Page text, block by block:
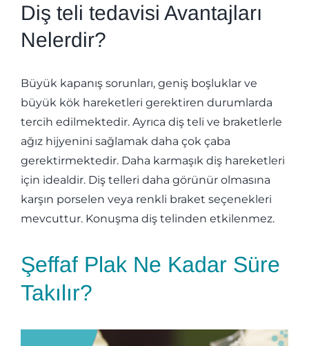
Diş teli tedavisi Avantajları
Nelerdir?
Büyük kapanış sorunları, geniş boşluklar ve
büyük kök hareketleri gerektiren durumlarda
tercih edilmektedir. Ayrıca diş teli ve braketlerle
ağız hijyenini sağlamak daha çok çaba
gerektirmektedir. Daha karmaşık diş hareketleri
için idealdir. Diş telleri daha görünür olmasına
karşın porselen veya renkli braket seçenekleri
mevcuttur. Konuşma diş telinden etkilenmez.
Şeffaf Plak Ne Kadar Süre
Takılır?